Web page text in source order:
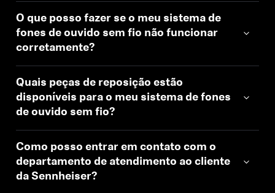
O que posso fazer se o meu sistema de
fones de ouvido sem fio não funcionar
corretamente?
Quais peças de reposição estão
disponíveis para o meu sistema de fones
de ouvido sem fio?
Como posso entrar em contato com o
departamento de atendimento ao cliente
da Sennheiser?